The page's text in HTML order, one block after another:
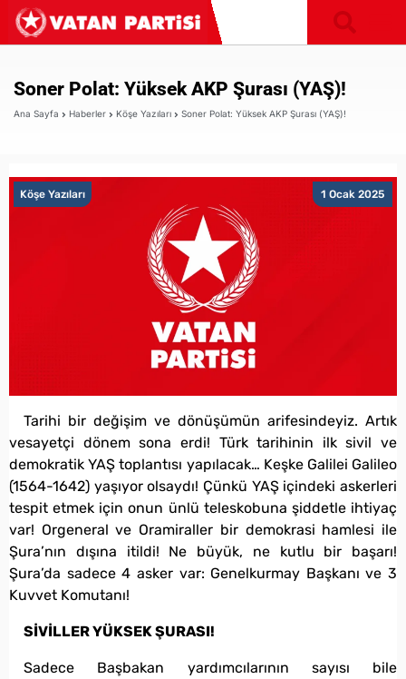
Soner Polat: Yüksek AKP Şurası (YAŞ)!
Ana Sayfa Haberler Köşe Yazıları Soner Polat: Yüksek AKP Şurası (YAŞ)!
1 Ocak 2025
Köşe Yazıları
Tarihi bir değişim ve dönüşümün arifesindeyiz. Artık
vesayetçi dönem sona erdi! Türk tarihinin ilk sivil ve
demokratik YAŞ toplantısı yapılacak… Keşke Galilei Galileo
(1564-1642) yaşıyor olsaydı! Çünkü YAŞ içindeki askerleri
tespit etmek için onun ünlü teleskobuna şiddetle ihtiyaç
var! Orgeneral ve Oramiraller bir demokrasi hamlesi ile
Şura’nın dışına itildi! Ne büyük, ne kutlu bir başarı!
Şura’da sadece 4 asker var: Genelkurmay Başkanı ve 3
Kuvvet Komutanı!
SİVİLLER YÜKSEK ŞURASI!
Sadece Başbakan yardımcılarının sayısı bile